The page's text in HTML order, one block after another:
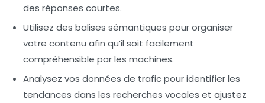
des réponses courtes.
Utilisez des balises sémantiques pour organiser
votre contenu afin qu’il soit facilement
compréhensible par les machines.
Analysez vos données de trafic pour identifier les
tendances dans les recherches vocales et ajustez